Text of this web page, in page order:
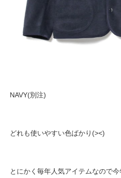
NAVY(別注)
どれも使いやすい色ばかり(><)
とにかく毎年人気アイテムなので